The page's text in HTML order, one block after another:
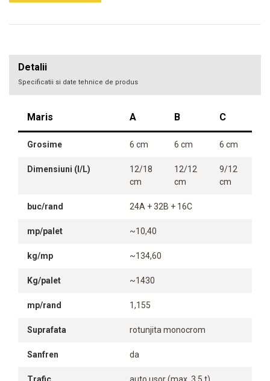
Detalii
Specificatii si date tehnice de produs
Maris A B C
Grosime 6 cm 6 cm 6 cm
Dimensiuni (l/L)
12/18
cm
12/12
cm
9/12
cm
buc/rand 24A + 32B + 16C
mp/palet ~10,40
kg/mp ~134,60
Kg/palet ~1430
mp/rand 1,155
Suprafata rotunjita monocrom
Sanfren da